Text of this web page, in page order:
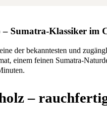
– Sumatra-Klassiker im
der bekanntesten und
einem feinen Sumatra-
–